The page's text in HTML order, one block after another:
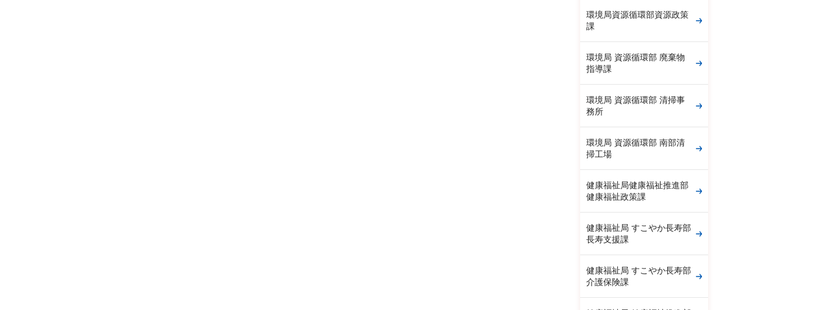
環境局資源循環部資源政策
課
環境局 資源循環部 廃棄物
指導課
環境局 資源循環部 清掃事
務所
環境局 資源循環部 南部清
掃工場
健康福祉局健康福祉推進部
健康福祉政策課
健康福祉局 すこやか長寿部
長寿支援課
健康福祉局 すこやか長寿部
介護保険課